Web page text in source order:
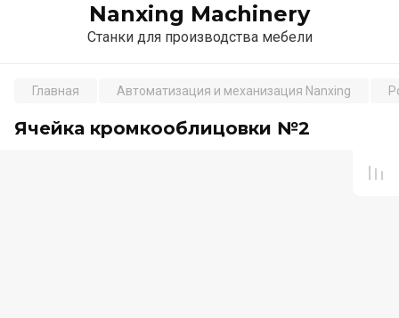
Nanxing Machinery
Станки для производства мебели
Главная Автоматизация и механизация Nanxing
Ячейка кромкооблицовки №2